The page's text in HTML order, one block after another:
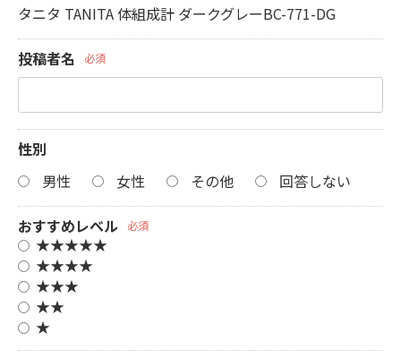
タニタ TANITA 体組成計 ダークグレーBC-771-DG
投稿者名 必須
性別
男性
女性 その他 回答しない
おすすめレベル 必須
★★★★★
★★★★
★★★
★★
★